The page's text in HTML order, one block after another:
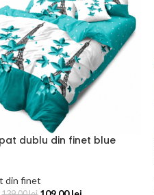
dublu din finet blue
din finet